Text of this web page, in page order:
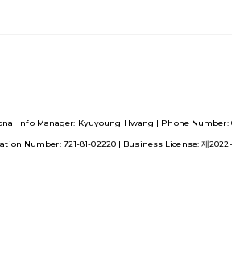
Info Manager: Kyuyoung Hwang | Phone Number:
Number: 721-81-02220| Business License:제